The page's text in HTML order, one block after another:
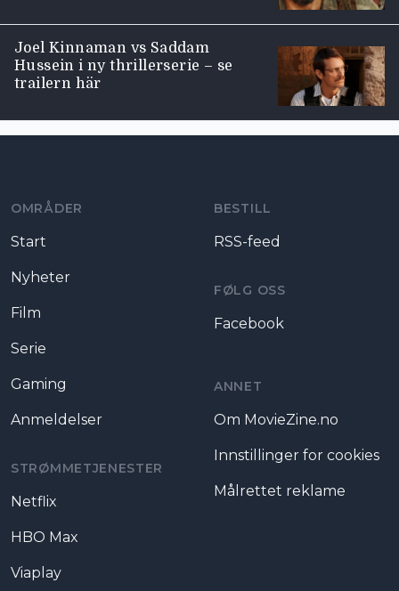
Joel Kinnaman vs Saddam
Hussein i ny thrillerserie – se
trailern här
OMRÅDER
Start
Nyheter
Film
Serie
Gaming
Anmeldelser
STRØMMETJENESTER
Netflix
HBO Max
Viaplay
BESTILL
RSS-feed
FØLG OSS
Facebook
ANNET
Om MovieZine.no
Innstillinger for cookies
Målrettet reklame